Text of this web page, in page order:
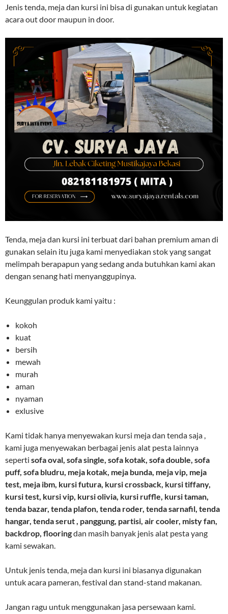
Jenis tenda, meja dan kursi ini bisa di gunakan untuk kegiatan
acara out door maupun in door.
Tenda, meja dan kursi ini terbuat dari bahan premium aman di
gunakan selain itu juga kami menyediakan stok yang sangat
melimpah berapapun yang sedang anda butuhkan kami akan
dengan senang hati menyanggupinya.
Keunggulan produk kami yaitu :
kokoh
kuat
bersih
mewah
murah
aman
nyaman
exlusive
Kami tidak hanya menyewakan kursi meja dan tenda saja ,
kami juga menyewakan berbagai jenis alat pesta lainnya
seperti sofa oval, sofa single, sofa kotak, sofa double, sofa
puff, sofa bludru, meja kotak, meja bunda, meja vip, meja
test, meja ibm, kursi futura, kursi crossback, kursi tiffany,
kursi test, kursi vip, kursi olivia, kursi ruffle, kursi taman,
tenda bazar, tenda plafon, tenda roder, tenda sarnafil, tenda
hangar, tenda serut , panggung, partisi, air cooler, misty fan,
backdrop, flooringdan masih banyak jenis alat pesta yang
kami sewakan.
Untuk jenis tenda, meja dan kursi ini biasanya digunakan
untuk acara pameran, festival dan stand-stand makanan.
Jangan ragu untuk menggunakan jasa persewaan kami.